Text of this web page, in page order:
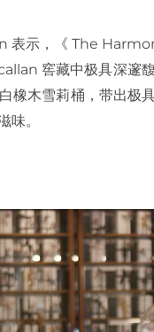
表示，《 The
窖藏中极具深邃
橡木雪莉桶，带出极
味。